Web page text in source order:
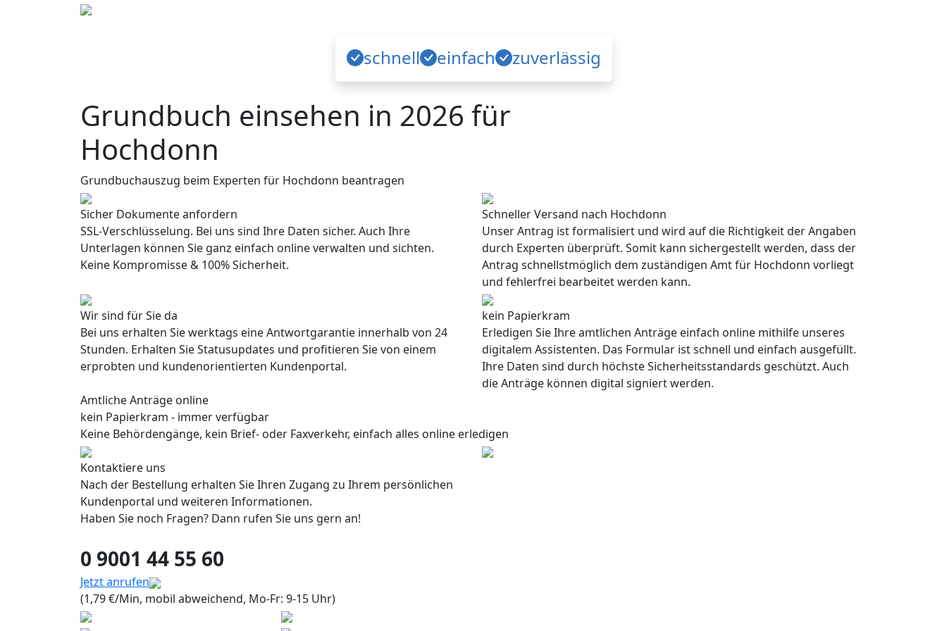
schnell einfach zuverlässig
Grundbuch einsehen in 2026 für
Hochdonn
Grundbuchauszug beim Experten für Hochdonn beantragen
Sicher Dokumente anfordern
SSL-Verschlüsselung. Bei uns sind Ihre Daten sicher. Auch Ihre
Unterlagen können Sie ganz einfach online verwalten und sichten.
Keine Kompromisse & 100% Sicherheit.
Schneller Versand nach Hochdonn
Unser Antrag ist formalisiert und wird auf die Richtigkeit der Angaben
durch Experten überprüft. Somit kann sichergestellt werden, dass der
Antrag schnellstmöglich dem zuständigen Amt für Hochdonn vorliegt
und fehlerfrei bearbeitet werden kann.
Wir sind für Sie da
Bei uns erhalten Sie werktags eine Antwortgarantie innerhalb von 24
Stunden. Erhalten Sie Statusupdates und profitieren Sie von einem
erprobten und kundenorientierten Kundenportal.
kein Papierkram
Erledigen Sie Ihre amtlichen Anträge einfach online mithilfe unseres
digitalem Assistenten. Das Formular ist schnell und einfach ausgefüllt.
Ihre Daten sind durch höchste Sicherheitsstandards geschützt. Auch
die Anträge können digital signiert werden.
Amtliche Anträge online
kein Papierkram - immer verfügbar
Keine Behördengänge, kein Brief- oder Faxverkehr, einfach alles online erledigen
Kontaktiere uns
Nach der Bestellung erhalten Sie Ihren Zugang zu Ihrem persönlichen
Kundenportal und weiteren Informationen.
Haben Sie noch Fragen? Dann rufen Sie uns gern an!
0 9001 44 55 60
Jetzt anrufen
(1,79 €/Min, mobil abweichend, Mo-Fr: 9-15 Uhr)